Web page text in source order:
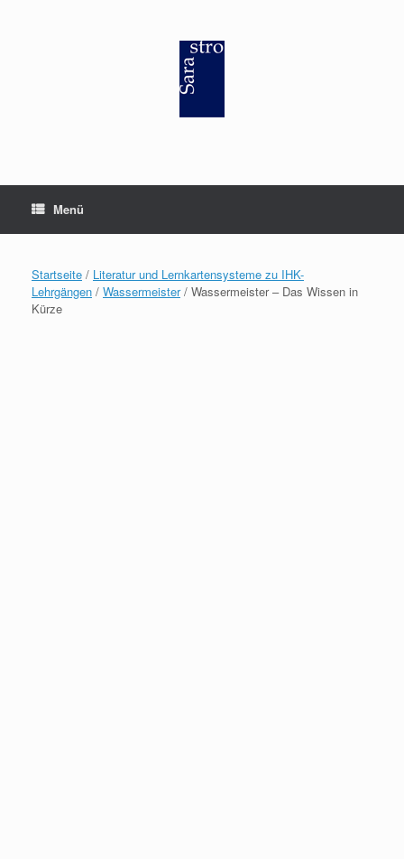
Menü
Startseite / Literatur und Lernkartensysteme zu IHK-
Lehrgängen / Wassermeister/ Wassermeister – Das Wissen in
Kürze